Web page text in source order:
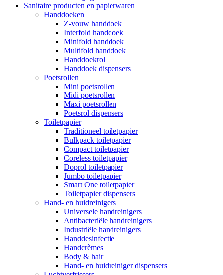
Sanitaire producten en papierwaren
Handdoeken
Z-vouw handdoek
Interfold handdoek
Minifold handdoek
Multifold handdoek
Handdoekrol
Handdoek dispensers
Poetsrollen
Mini poetsrollen
Midi poetsrollen
Maxi poetsrollen
Poetsrol dispensers
Toiletpapier
Traditioneel toiletpapier
Bulkpack toiletpapier
Compact toiletpapier
Coreless toiletpapier
Doprol toiletpapier
Jumbo toiletpapier
Smart One toiletpapier
Toiletpapier dispensers
Hand- en huidreinigers
Universele handreinigers
Antibacteriële handreinigers
Industriële handreinigers
Handdesinfectie
Handcrèmes
Body & hair
Hand- en huidreiniger dispensers